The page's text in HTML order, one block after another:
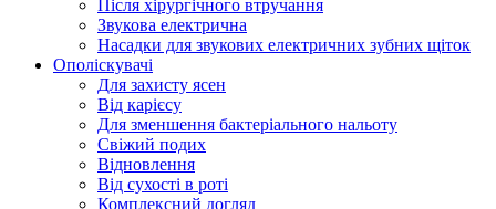
Після хірургічного втручання
Звукова електрична
Насадки для звукових електричних зубних щіток
Ополіскувачі
Для захисту ясен
Від карієсу
Для зменшення бактеріального нальоту
Свіжий подих
Відновлення
Від сухості в роті
Комплексний догляд